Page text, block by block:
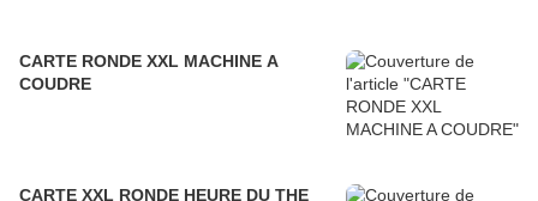
CARTE RONDE XXL MACHINE A
COUDRE
CARTE XXL RONDE HEURE DU THE